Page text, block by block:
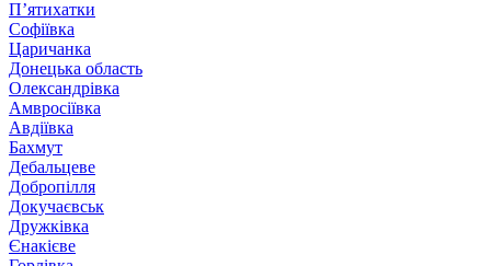
П’ятихатки
Софіївка
Царичанка
Донецька область
Олександрівка
Амвросіївка
Авдіївка
Бахмут
Дебальцеве
Добропілля
Докучаєвськ
Дружківка
Єнакієве